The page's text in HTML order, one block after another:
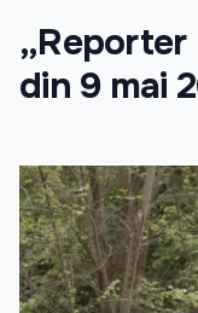
din 9 mai